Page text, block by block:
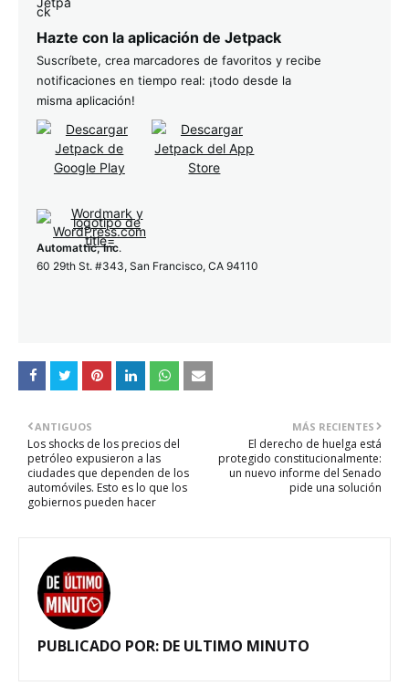
Hazte con la aplicación de Jetpack
Suscríbete, crea marcadores de favoritos y recibe
notificaciones en tiempo real: ¡todo desde la
misma aplicación!
Automattic, Inc.
60 29th St. #343, San Francisco, CA 94110
MÁS RECIENTES
El derecho de huelga está
protegido constitucionalmente:
un nuevo informe del Senado
pide una solución
ANTIGUOS
Los shocks de los precios del
petróleo expusieron a las
ciudades que dependen de los
automóviles. Esto es lo que los
gobiernos pueden hacer
PUBLICADO POR: DE ULTIMO MINUTO